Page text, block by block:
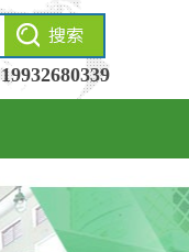
19932680339